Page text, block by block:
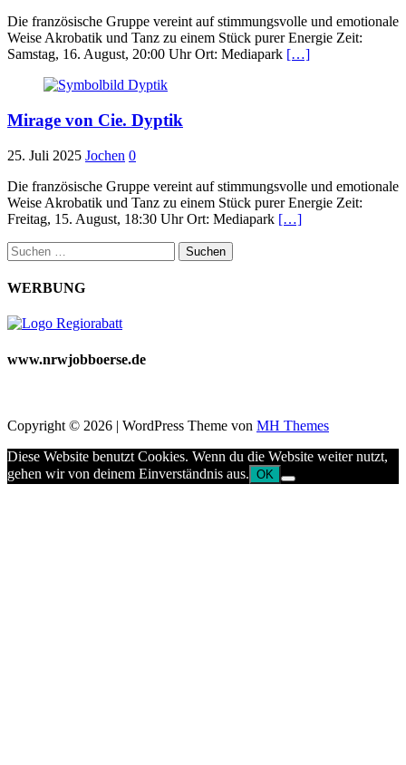
Die französische Gruppe vereint auf stimmungsvolle und emotionale
Weise Akrobatik und Tanz zu einem Stück purer Energie Zeit:
Samstag, 16. August, 20:00 Uhr Ort: Mediapark […]
Mirage von Cie. Dyptik
25. Juli 2025 Jochen 0
Die französische Gruppe vereint auf stimmungsvolle und emotionale
Weise Akrobatik und Tanz zu einem Stück purer Energie Zeit:
Freitag, 15. August, 18:30 Uhr Ort: Mediapark […]
Suchen
nach:
WERBUNG
www.nrwjobboerse.de
Copyright © 2026 | WordPress Theme von MH Themes
Diese Website benutzt Cookies. Wenn du die Website weiter nutzt,
gehen wir von deinem Einverständnis aus. OK